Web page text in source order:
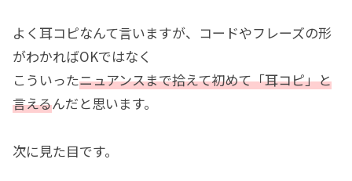
よく耳コピなんて言いますが、コードやフレーズの形
がわかればOKではなく
こういったニュアンスまで拾えて初めて「耳コピ」と
言えるんだと思います。
次に見た目です。